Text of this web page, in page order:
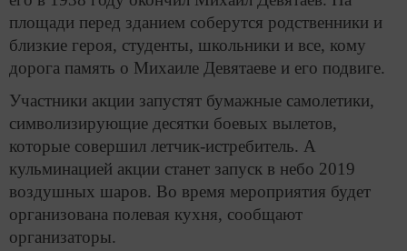
площади перед зданием соберутся родственники и
близкие героя, студенты, школьники и все, кому
дорога память о Михаиле Девятаеве и его подвиге.
Участники акции запустят бумажные самолетики,
символизирующие десятки боевых вылетов,
которые совершил летчик-истребитель. А
кульминацией акции станет запуск в небо 2019
воздушных шаров. Во время мероприятия будет
организована полевая кухня, сообщают
организаторы.